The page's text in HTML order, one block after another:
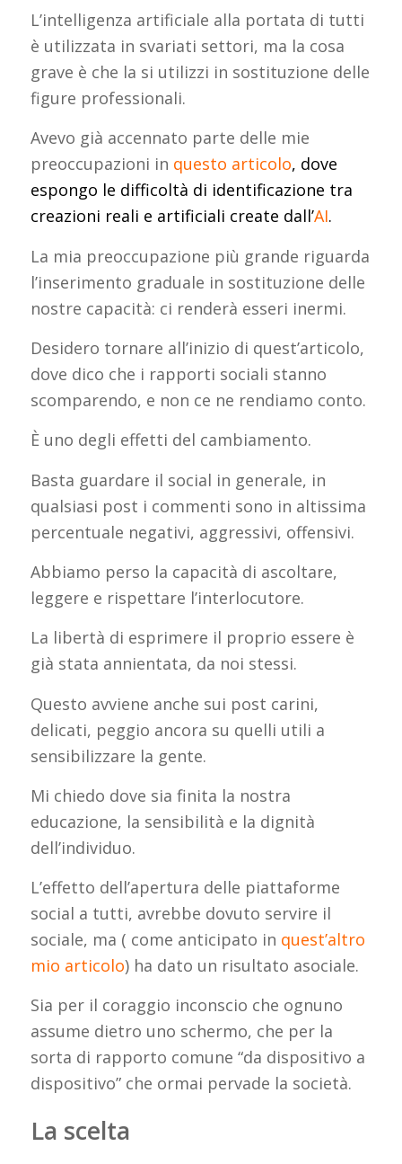
L’intelligenza artificiale alla portata di tutti
è utilizzata in svariati settori, ma la cosa
grave è che la si utilizzi in sostituzione delle
figure professionali.
Avevo già accennato parte delle mie
preoccupazioni in questo articolo, dove
espongo le difficoltà di identificazione tra
creazioni reali e artificiali create dall’AI.
La mia preoccupazione più grande riguarda
l’inserimento graduale in sostituzione delle
nostre capacità: ci renderà esseri inermi.
Desidero tornare all’inizio di quest’articolo,
dove dico che i rapporti sociali stanno
scomparendo, e non ce ne rendiamo conto.
È uno degli effetti del cambiamento.
Basta guardare il social in generale, in
qualsiasi post i commenti sono in altissima
percentuale negativi, aggressivi, offensivi.
Abbiamo perso la capacità di ascoltare,
leggere e rispettare l’interlocutore.
La libertà di esprimere il proprio essere è
già stata annientata, da noi stessi.
Questo avviene anche sui post carini,
delicati, peggio ancora su quelli utili a
sensibilizzare la gente.
Mi chiedo dove sia finita la nostra
educazione, la sensibilità e la dignità
dell’individuo.
L’effetto dell’apertura delle piattaforme
social a tutti, avrebbe dovuto servire il
sociale, ma ( come anticipato in quest’altro
mio articolo) ha dato un risultato asociale.
Sia per il coraggio inconscio che ognuno
assume dietro uno schermo, che per la
sorta di rapporto comune “da dispositivo a
dispositivo” che ormai pervade la società.
La scelta